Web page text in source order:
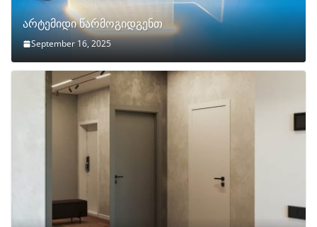
არტემიდი წარმოგიდგენთ
September 16, 2025